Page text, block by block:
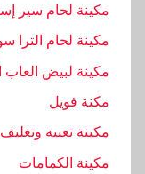
ك
غ
ل
ي
مكينة لحام سير
مكينة لحام الترا
مكينة لبيض العاب
مكنة فويل
مكينة تعبيه
مكينة الكمامات